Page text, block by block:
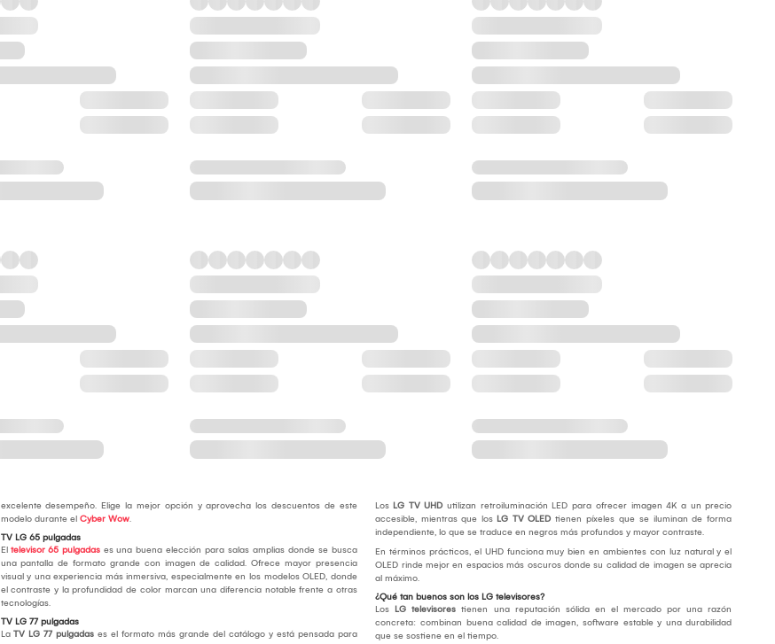
excelente desempeño. Elige la mejor opción y aprovecha los descuentos de este
modelo durante el Cyber Wow.
TV LG 65 pulgadas
El televisor 65 pulgadases una buena elección para salas amplias donde se busca
una pantalla de formato grande con imagen de calidad. Ofrece mayor presencia
visual y una experiencia más inmersiva, especialmente en los modelos OLED, donde
el contraste y la profundidad de color marcan una diferencia notable frente a otras
tecnologías.
TV LG 77 pulgadas
La TV LG 77 pulgadases el formato más grande del catálogo y está pensada para
Los LG TV UHD utilizan retroiluminación LED para ofrecer imagen 4K a un precio
accesible, mientras que los LG TV OLED tienen píxeles que se iluminan de forma
independiente, lo que se traduce en negros más profundos y mayor contraste.
En términos prácticos, el UHD funciona muy bien en ambientes con luz natural y el
OLED rinde mejor en espacios más oscuros donde su calidad de imagen se aprecia
al máximo.
¿Qué tan buenos son los LG televisores?
Los
LG televisores tienen una reputación sólida en el mercado por una razón
concreta: combinan buena calidad de imagen, software estable y una durabilidad
que se sostiene en el tiempo.